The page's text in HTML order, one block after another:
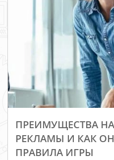
ПРЕИМУЩЕСТВА
РЕКЛАМЫ И КАК
ПРАВИЛА ИГРЫ